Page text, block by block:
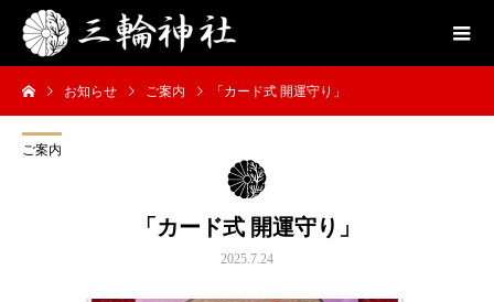
お知らせ ご案内 「カード式 開運守り」
ご案内
「カード式 開運守り」
2025.7.24